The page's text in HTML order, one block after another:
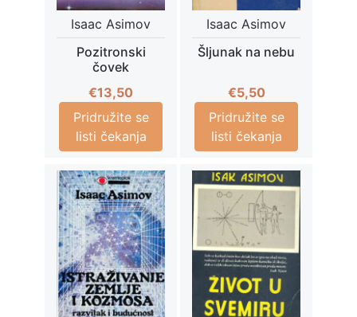
Isaac Asimov
Pozitronski
čovek
€13,50
Pridružite se
listi čekanja
Isaac Asimov
Šljunak na nebu
€5,50
Pridružite se
listi čekanja